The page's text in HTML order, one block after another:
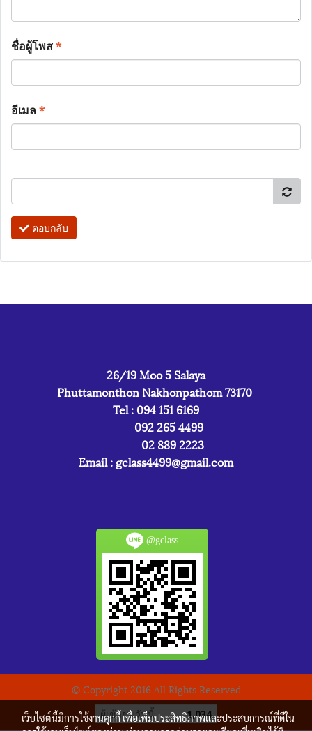
ชื่อผู้โพส*
อีเมล*
ตอบกลับ
26/19 Moo 5 Salaya
Phuttamonthon Nakhonpathom 73170
Tel : 094 151 6169
092 265 4499
02 889 2223
Email : gclass4499@gmail.com
@gclass
© Copyright 2016 All Rights Reserved
ผู้เข้าชมวันนี้ 1,034
เว็บไซต์นี้มีการใช้งานคุกกี้ เพื่อเพิ่มประสิทธิภาพและประสบการณ์ที่ดีใน